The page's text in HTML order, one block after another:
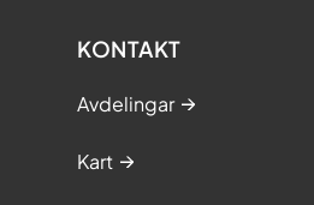
KONTAKT
Avdelingar
Kart